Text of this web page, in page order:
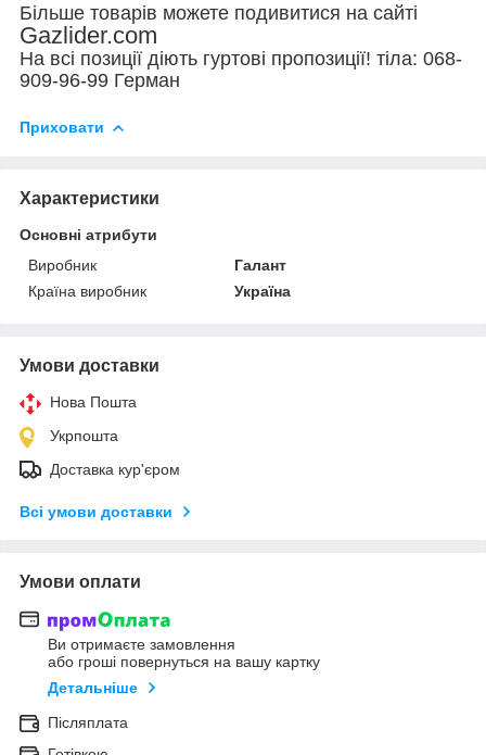
Більше товарів можете подивитися на сайті
Gazlider.com
На всі позиції діють гуртові пропозиції! тіла: 068-
909-96-99 Герман
Приховати
Характеристики
Основні атрибути
Виробник
Галант
Країна виробник
Україна
Умови доставки
Нова Пошта
Укрпошта
Доставка кур'єром
Всі умови доставки
Умови оплати
Ви отримаєте замовлення
або гроші повернуться на вашу картку
Детальніше
Післяплата